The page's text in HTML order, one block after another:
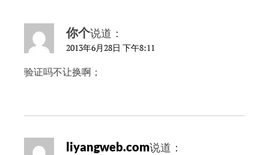
你个说道：
2013年6月28日 下午8:11
验证吗不让换啊；
liyangweb.com说道：